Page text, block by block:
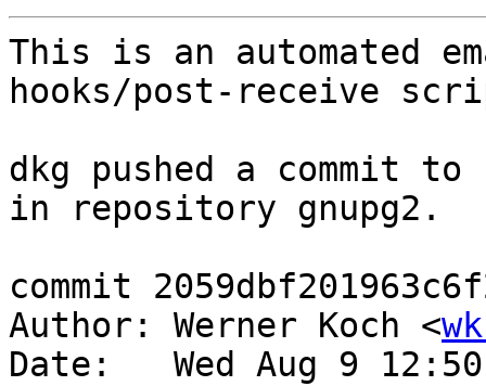
This is an automated
hooks/post-receive
dkg pushed a commit to
in repository gnupg2.
commit
Author: Werner Koch <
Date:   Wed Aug 9